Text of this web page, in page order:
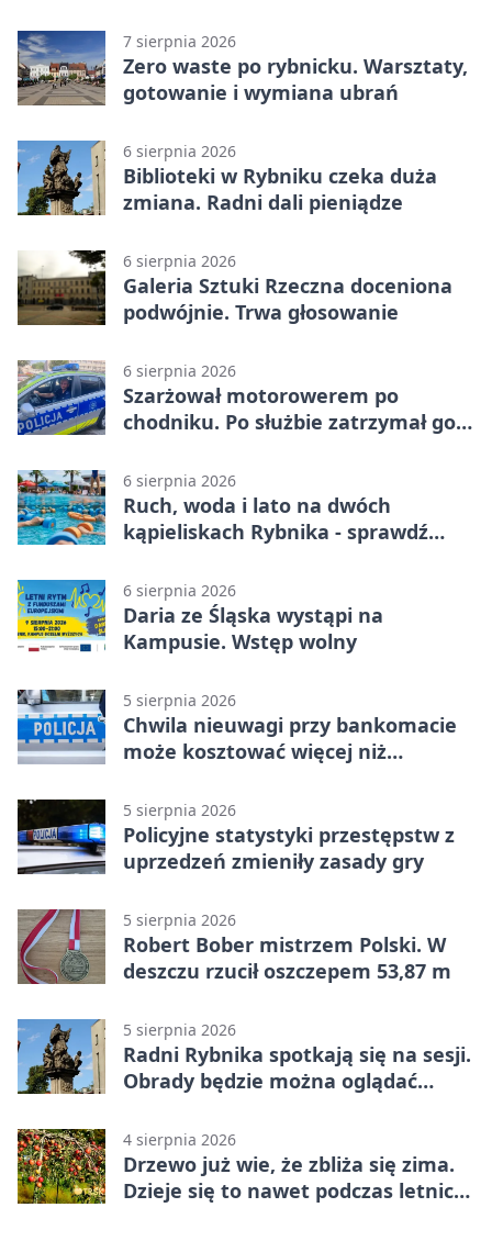
7 sierpnia 2026
Zero waste po rybnicku. Warsztaty,
gotowanie i wymiana ubrań
6 sierpnia 2026
Biblioteki w Rybniku czeka duża
zmiana. Radni dali pieniądze
6 sierpnia 2026
Galeria Sztuki Rzeczna doceniona
podwójnie. Trwa głosowanie
6 sierpnia 2026
Szarżował motorowerem po
chodniku. Po służbie zatrzymał go
6 sierpnia 2026
Ruch, woda i lato na dwóch
kąpieliskach Rybnika - sprawdź
6 sierpnia 2026
Daria ze Śląska wystąpi na
Kampusie. Wstęp wolny
5 sierpnia 2026
Chwila nieuwagi przy bankomacie
może kosztować więcej niż
5 sierpnia 2026
Policyjne statystyki przestępstw z
uprzedzeń zmieniły zasady gry
5 sierpnia 2026
Robert Bober mistrzem Polski. W
deszczu rzucił oszczepem 53,87 m
5 sierpnia 2026
Radni Rybnika spotkają się na sesji.
Obrady będzie można oglądać
4 sierpnia 2026
Drzewo już wie, że zbliża się zima.
Dzieje się to nawet podczas letnich